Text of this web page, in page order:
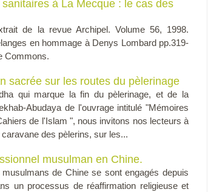
à La Mecque : le cas des
de la revue Archipel. Volume 56, 1998.
en hommage à Denys Lombard pp.319-
Commons.
sacrée sur les routes du pèlerinage
qui marque la fin du pèlerinage, et de la
Abudaya de l'ouvrage intitulé "Mémoires
de l'Islam ", nous invitons nos lecteurs à
des pèlerins, sur les...
musulman en Chine.
de Chine se sont engagés depuis
un processus de réaffirmation religieuse et